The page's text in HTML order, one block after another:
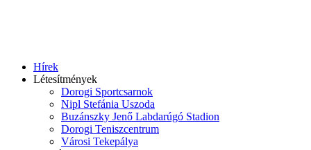
Hírek
Létesítmények
Dorogi Sportcsarnok
Nipl Stefánia Uszoda
Buzánszky Jenő Labdarúgó Stadion
Dorogi Teniszcentrum
Városi Tekepálya